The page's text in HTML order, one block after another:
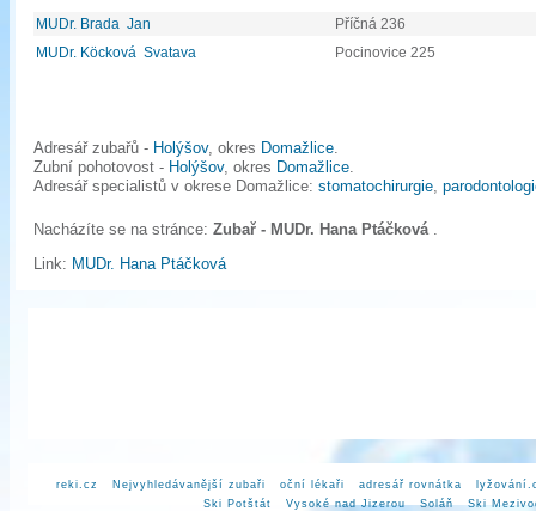
MUDr. Brada Jan
Příčná 236
MUDr. Köcková Svatava
Pocinovice 225
Adresář zubařů - Holýšov, okres Domažlice.
Zubní pohotovost - Holýšov, okres Domažlice.
Adresář specialistů v okrese Domažlice: stomatochirurgie,
Nacházíte se na stránce: Zubař - MUDr. Hana Ptáčková .
Link: MUDr. Hana Ptáčková
reki.cz Nejvyhledávanější zubaři oční lékaři adresář rovnátka
Ski Potštát
Vysoké nad Jizerou Soláň Ski